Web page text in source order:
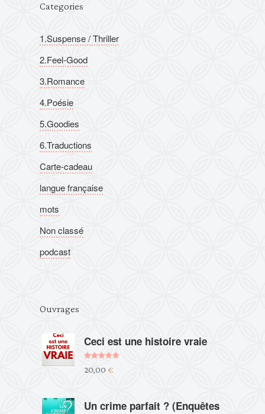
Categories
1.Suspense / Thriller
2.Feel-Good
3.Romance
4.Poésie
5.Goodies
6.Traductions
Carte-cadeau
langue française
mots
Non classé
podcast
Ouvrages
Ceci est une histoire vraie
sur 5
20,00 €
Un crime parfait ? (Enquêtes